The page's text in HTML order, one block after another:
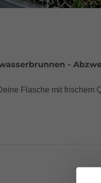
-
Flasche mit frischem